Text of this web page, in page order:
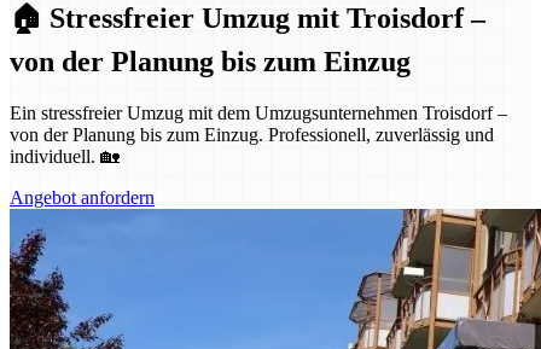
🏠 Stressfreier Umzug mit Troisdorf –
von der Planung bis zum Einzug
Ein stressfreier Umzug mit dem Umzugsunternehmen Troisdorf –
von der Planung bis zum Einzug. Professionell, zuverlässig und
individuell. 🏡
Angebot anfordern